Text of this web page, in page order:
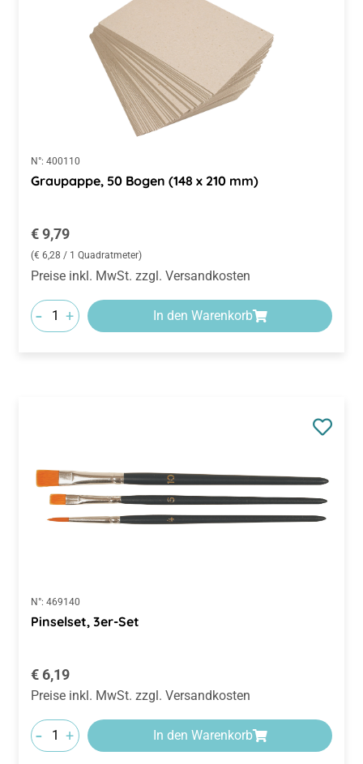
N°: 400110
Graupappe, 50 Bogen (148 x 210 mm)
Regulärer Preis:
€ 9,79
(€ 6,28 / 1 Quadratmeter)
Preise inkl. MwSt. zzgl. Versandkosten
- + In den Warenkorb
N°: 469140
Pinselset, 3er-Set
Regulärer Preis:
€ 6,19
Preise inkl. MwSt. zzgl. Versandkosten
- + In den Warenkorb